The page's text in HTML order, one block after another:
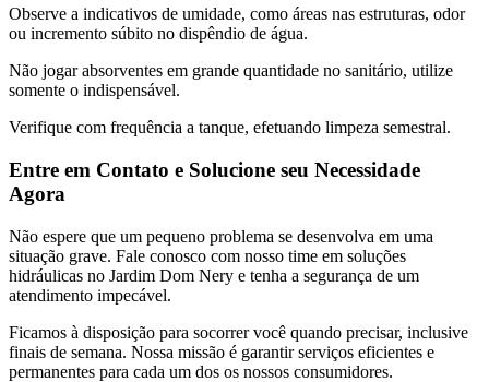
Observe a indicativos de umidade, como áreas nas estruturas, odor
ou incremento súbito no dispêndio de água.
Não jogar absorventes em grande quantidade no sanitário, utilize
somente o indispensável.
Verifique com frequência a tanque, efetuando limpeza semestral.
Entre em Contato e Solucione seu Necessidade
Agora
Não espere que um pequeno problema se desenvolva em uma
situação grave. Fale conosco com nosso time em soluções
hidráulicas no Jardim Dom Nery e tenha a segurança de um
atendimento impecável.
Ficamos à disposição para socorrer você quando precisar, inclusive
finais de semana. Nossa missão é garantir serviços eficientes e
permanentes para cada um dos os nossos consumidores.